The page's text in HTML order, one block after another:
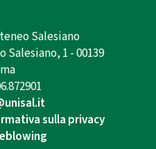
Salesiano
Salesiano, 1 - 00139
sulla privacy